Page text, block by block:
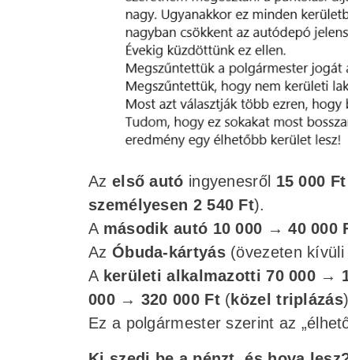
Az első autó ingyenesről 15 000 Ft
személyesen 2 540 Ft).
A második autó 10 000 → 40 000
Az Óbuda-kártyás(övezeten kívüli
A kerületi alkalmazotti 70 000 →
000 → 320 000 Ft(közel triplázás
Ez a polgármester szerint az